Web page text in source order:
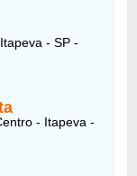
- SP -
- Itapeva -